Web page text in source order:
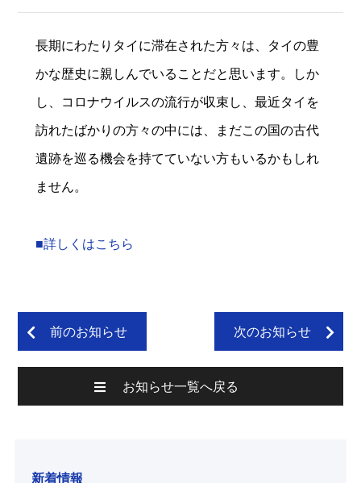
長期にわたりタイに滞在された方々は、タイの豊
かな歴史に親しんでいることだと思います。しか
し、コロナウイルスの流行が収束し、最近タイを
訪れたばかりの方々の中には、まだこの国の古代
遺跡を巡る機会を持てていない方もいるかもしれ
ません。
■詳しくはこちら
前のお知らせ 次のお知らせ
お知らせ一覧へ戻る
新着情報